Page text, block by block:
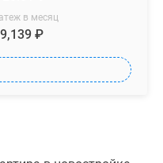
в месяц
₽